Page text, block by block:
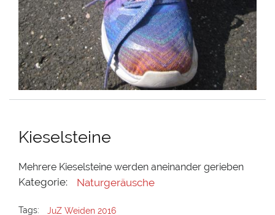
Kieselsteine
Mehrere Kieselsteine werden aneinander gerieben
Kategorie: Naturgeräusche
Tags: JuZ Weiden 2016